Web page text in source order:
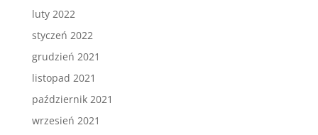
luty 2022
styczeń 2022
grudzień 2021
listopad 2021
październik 2021
wrzesień 2021